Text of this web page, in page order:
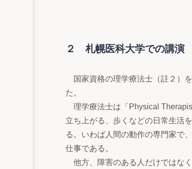
２ 札幌医科大学での講演
国家資格の理学療法士（註２）
た。
理学療法士は「Physical
立ち上がる、歩くなどの日常生活
る。いわば人間の動作の専門家で
仕事である。
他方、障害のある人だけではな